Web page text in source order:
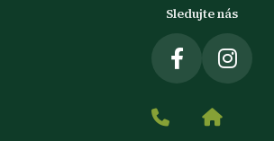
Sledujte nás